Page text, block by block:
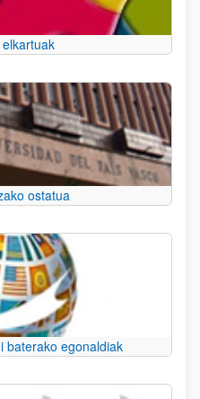
ostatua
baterako egonaldiak